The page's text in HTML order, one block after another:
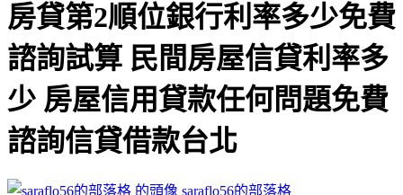
房貸第2順位銀行利率多少免費
諮詢試算 民間房屋信貸利率多
少 房屋信用貸款任何問題免費
諮詢信貸借款台北
saraflo56的部落格